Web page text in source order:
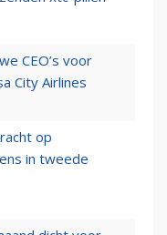
CEO’s voor
City Airlines
op
in tweede